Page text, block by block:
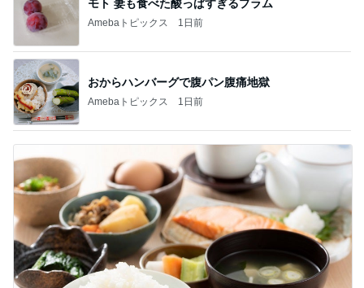
モト 妻も食べた酸っぱすぎるプラム
Amebaトピックス 1日前
おからハンバーグで腹パン腹痛地獄
Amebaトピックス 1日前